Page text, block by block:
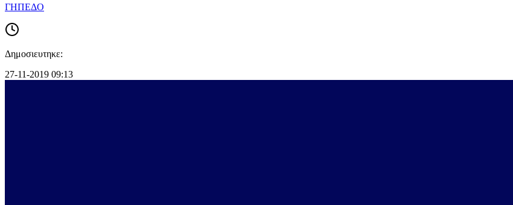
ΓΗΠΕΔΟ
Δημοσιευτηκε:
27-11-2019 09:13